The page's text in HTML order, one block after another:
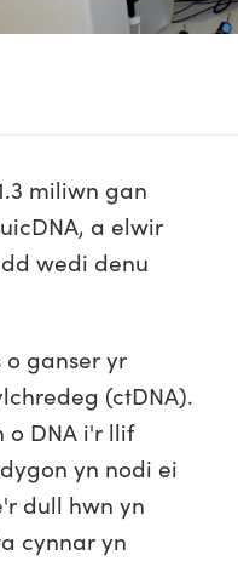
miliwn gan
a elwir
wedi denu
ganser yr
(ctDNA).
o DNA i'r llif
yn nodi ei
dull hwn yn
cynnar yn